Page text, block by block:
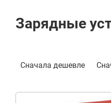
Зарядные
Сначала дешевле
Фильтр